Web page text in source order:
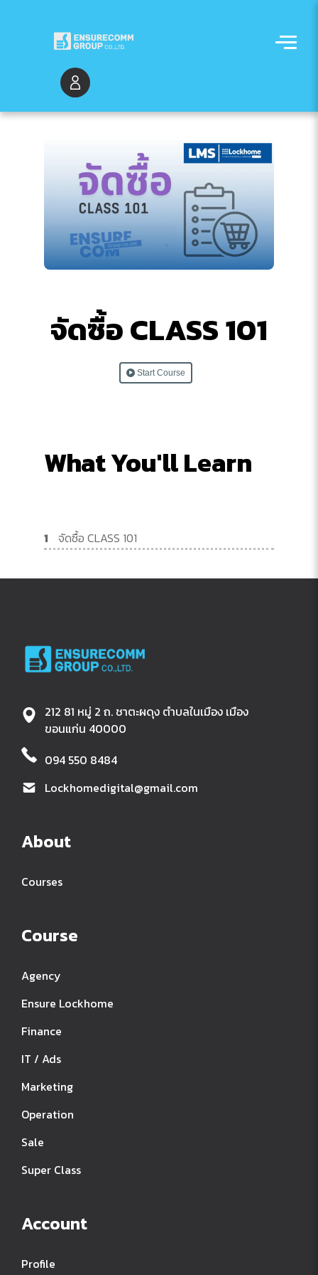
จัดซื้อ CLASS 101
Start Course
What You'll Learn
1 จัดซื้อ CLASS 101
212 81 หมู่ 2 ถ. ชาตะผดุง ตำบลในเมือง เมือง
ขอนแก่น 40000
094 550 8484
Lockhomedigital@gmail.com
About
Courses
Course
Agency
Ensure Lockhome
Finance
IT / Ads
Marketing
Operation
Sale
Super Class
Account
Profile